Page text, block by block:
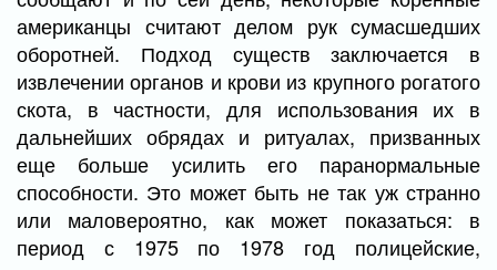
американцы считают делом рук сумасшедших
оборотней. Подход существ заключается в
извлечении органов и крови из крупного рогатого
скота, в частности, для использования их в
дальнейших обрядах и ритуалах, призванных
еще больше усилить его паранормальные
способности. Это может быть не так уж странно
или маловероятно, как может показаться: в
период с 1975 по 1978 год полицейские,